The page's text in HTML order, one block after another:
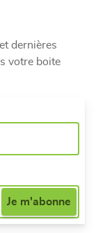
dernières
votre boite